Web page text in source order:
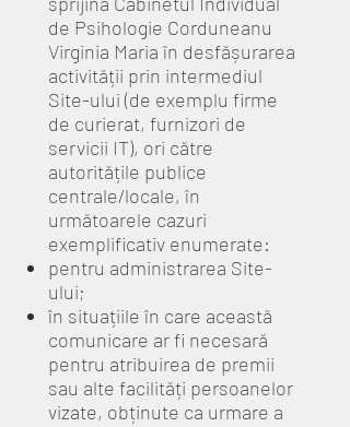
de Psihologie Corduneanu
Virginia Maria în desfășurarea
activității prin intermediul
Site-ului (de exemplu firme
de curierat, furnizori de
servicii IT), ori către
autoritățile publice
centrale/locale, în
următoarele cazuri
exemplificativ enumerate:
pentru administrarea Site-
ului;
în situațiile în care această
comunicare ar fi necesară
pentru atribuirea de premii
sau alte facilități persoanelor
vizate, obținute ca urmare a